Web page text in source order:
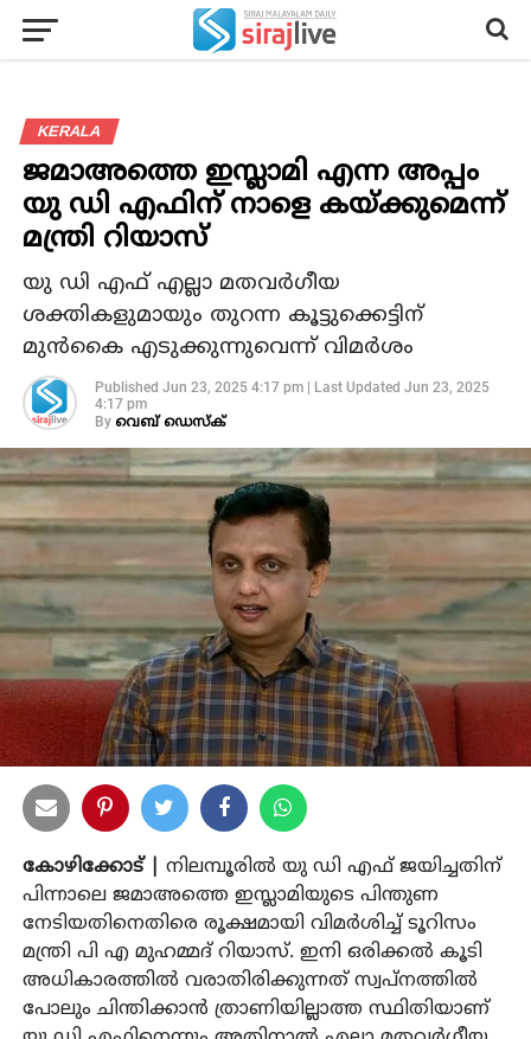
KERALA
ജമാഅത്തെ ഇസ്ലാമി എന്ന അപ്പം
യു ഡി എഫിന് നാളെ കയ്ക്കുമെന്ന്
മന്ത്രി റിയാസ്
യു ഡി എഫ് എല്ലാ മതവര്‍ഗീയ
ശക്തികളുമായും തുറന്ന കൂട്ടുക്കെട്ടിന്
മുന്‍കൈ എടുക്കുന്നുവെന്ന് വിമർശം
Published Jun 23, 2025 4:17 pm| Last Updated Jun 23, 2025
4:17 pm
By വെബ് ഡെസ്‌ക്
കോഴിക്കോട് |
നിലമ്പൂരില്‍ യു ഡി എഫ് ജയിച്ചതിന്
പിന്നാലെ ജമാഅത്തെ ഇസ്ലാമിയുടെ പിന്തുണ
നേടിയതിനെതിരെ രൂക്ഷമായി വിമര്‍ശിച്ച് ടൂറിസം
മന്ത്രി പി എ മുഹമ്മദ് റിയാസ്. ഇനി ഒരിക്കല്‍ കൂടി
അധികാരത്തില്‍ വരാതിരിക്കുന്നത് സ്വപ്നത്തില്‍
പോലും ചിന്തിക്കാന്‍ ത്രാണിയില്ലാത്ത സ്ഥിതിയാണ്